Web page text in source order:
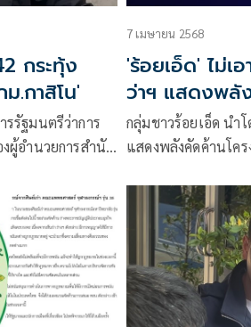
กระทุ้ง
.กาสิโน'
รัฐมนตรีว่าการ
ผู้อำนวยการสำนัก
7 เมษายน 2568
'ร้อยเอ็ด' ไม่เ
ว่าฯ แสดงพลั
กลุ่มชาวร้อยเอ็ด นำ
แสดงพลังคัดค้านโค
คัดค้านต่อผู้ว่าราชกา